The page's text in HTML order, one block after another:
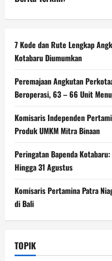
7 Kode dan Rute Lengkap
Kotabaru Diumumkan
Peremajaan Angkutan
Beroperasi, 63 – 66 Unit
Komisaris Independen
Produk UMKM Mitra Binaan
Peringatan Bapenda
Hingga 31 Agustus
Komisaris Pertamina Patra
di Bali
TOPIK